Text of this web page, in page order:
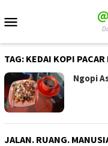
to
TAG: KEDAI KOPI PACAR
Ngopi
JALAN. RUANG.